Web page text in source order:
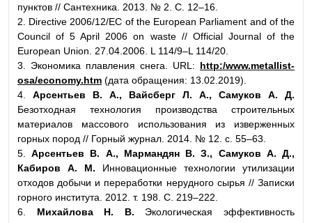
пунктов // Сантехника. 2013. № 2. С. 12–16.
2. Directive 2006/12/EC of the European Parliament and of the
Council of 5 April 2006 on waste // Official Journal of the
European Union. 27.04.2006. L 114/9–L 114/20.
3. Экономика плавления снега. URL: http:/www.metallist-
osa/economy.htm (дата обращения: 13.02.2019).
4. Арсентьев В. А., Вайсберг Л. А., Самуков А. Д.
Безотходная технология производства строительных
материалов массового использования из изверженных
горных пород // Горный журнал. 2014. № 12. с. 55–63.
5.Арсентьев В. А., Мармандян В. З., Самуков А. Д.,
Кабиров А. М. Инновационные технологии утилизации
отходов добычи и переработки нерудного сырья // Записки
горного института. 2012. т. 198. С. 219–222.
6. Михайлова Н. В. Экологическая эффективность